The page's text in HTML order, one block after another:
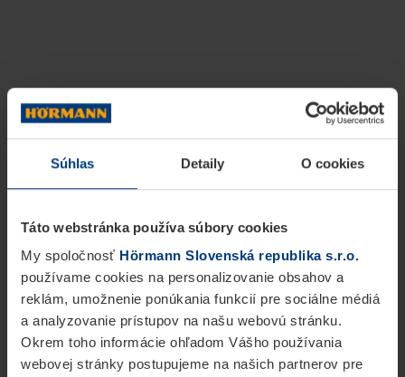
Súhlas Detaily O cookies
Táto webstránka používa súbory cookies
My spoločnosť Hörmann Slovenská republika s.r.o.
používame cookies na personalizovanie obsahov a
reklám, umožnenie ponúkania funkcií pre sociálne médiá
a analyzovanie prístupov na našu webovú stránku.
Okrem toho informácie ohľadom Vášho používania
webovej stránky postupujeme na našich partnerov pre